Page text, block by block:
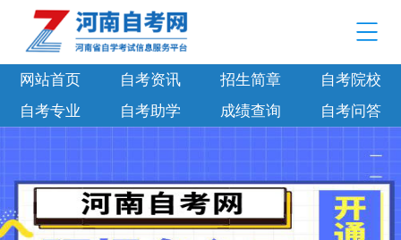
网站首页 自考资讯 招生简章
自考院校
自考专业
自考助学 成绩查询 自考问答